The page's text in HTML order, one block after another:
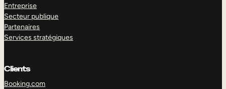
Entreprise
Secteur publique
Partenaires
Services stratégiques
Clients
Booking.com